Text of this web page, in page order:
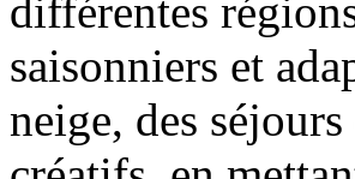
différentes
saisonniers et
neige, des